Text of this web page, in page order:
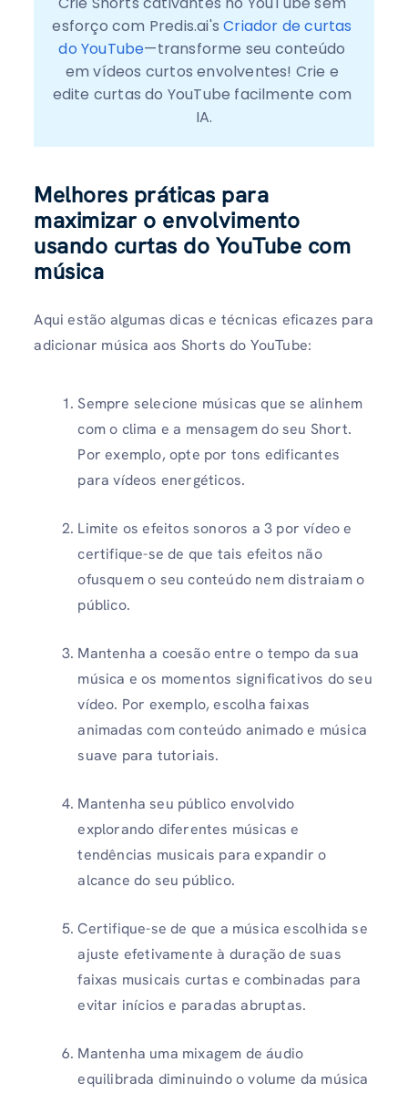
esforço com Predis.ai's Criador de curtas
do YouTube—transforme seu conteúdo
em vídeos curtos envolventes! Crie e
edite curtas do YouTube facilmente com
IA.
Melhores práticas para
maximizar o envolvimento
usando curtas do YouTube com
música
Aqui estão algumas dicas e técnicas eficazes para
adicionar música aos Shorts do YouTube:
Sempre selecione músicas que se alinhem
com o clima e a mensagem do seu Short.
Por exemplo, opte por tons edificantes
para vídeos energéticos.
Limite os efeitos sonoros a 3 por vídeo e
certifique-se de que tais efeitos não
ofusquem o seu conteúdo nem distraiam o
público.
Mantenha a coesão entre o tempo da sua
música e os momentos significativos do seu
vídeo. Por exemplo, escolha faixas
animadas com conteúdo animado e música
suave para tutoriais.
Mantenha seu público envolvido
explorando diferentes músicas e
tendências musicais para expandir o
alcance do seu público.
Certifique-se de que a música escolhida se
ajuste efetivamente à duração de suas
faixas musicais curtas e combinadas para
evitar inícios e paradas abruptas.
Mantenha uma mixagem de áudio
equilibrada diminuindo o volume da música